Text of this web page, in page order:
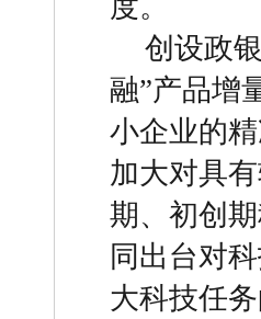
度。
创设政
融”产品增
小企业的
加大对具
期、初创
同出台对
大科技任